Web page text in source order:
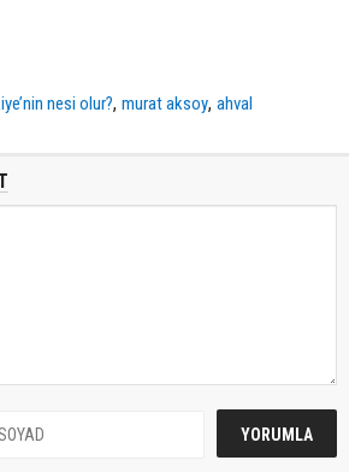
nesi olur?,murat aksoy,ahval